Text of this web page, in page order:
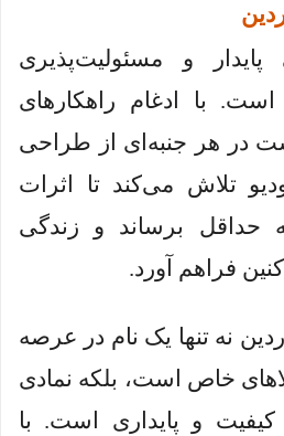
و مسئولیت‌پذیری
با ادغام راهکارهای
در هر جنبه‌ای از طراحی
تلاش می‌کند تا اثرات
حداقل برساند و زندگی
فراهم آورد.
نه تنها یک نام در عرصه
خاص است، بلکه نمادی
کیفیت و پایداری است. با